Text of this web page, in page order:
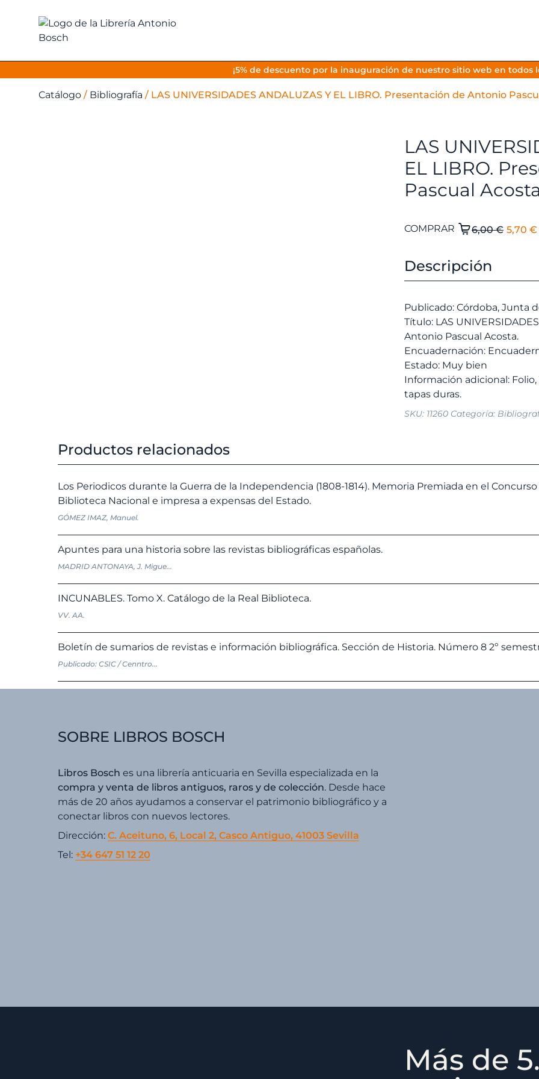
¡5% de descuento por la inauguración de nuestro sitio web en todos
Catálogo / Bibliografía / LAS UNIVERSIDADES ANDALUZAS Y EL LIBRO. Presentación de Antonio
LAS
EL LIBRO.
Pascual
6,00€ El
era:
5,70 €
LAS
Y
Presentación
de
Antonio
Pascual
Acosta.
cantidad
COMPRAR
Descripción
Publicado: Córdoba, Junta
Título: LAS
Antonio Pascual Acosta.
Encuadernación:
Estado: Muy bien
Información adicional:
SKU: 11260 Categoría:
Productos relacionados
Los Periodicos durante la Guerra de la Independencia (1808-1814). Memoria Premiada en el
Biblioteca Nacional e impresa a expensas del Estado.
GÓMEZ IMAZ, Manuel.
Apuntes para una historia sobre las revistas bibliográficas españolas.
MADRID ANTONAYA, J. Migue...
INCUNABLES. Tomo X. Catálogo de la Real Biblioteca.
VV. AA.
Boletín de sumarios de revistas e información bibliográfica. Sección de Historia. Número 8 2º
Publicado: CSIC / Cenntro...
SOBRE LIBROS BOSCH
Libros Bosch es una librería anticuaria en Sevilla especializada en la
compra y venta de libros antiguos, raros y de colección. Desde hace
más de 20 años ayudamos a conservar el patrimonio bibliográfico y a
conectar libros con nuevos lectores.
Dirección: C. Aceituno, 6, Local 2, Casco Antiguo, 41003 Sevilla
Tel: +34 647 51 12 20
Más de